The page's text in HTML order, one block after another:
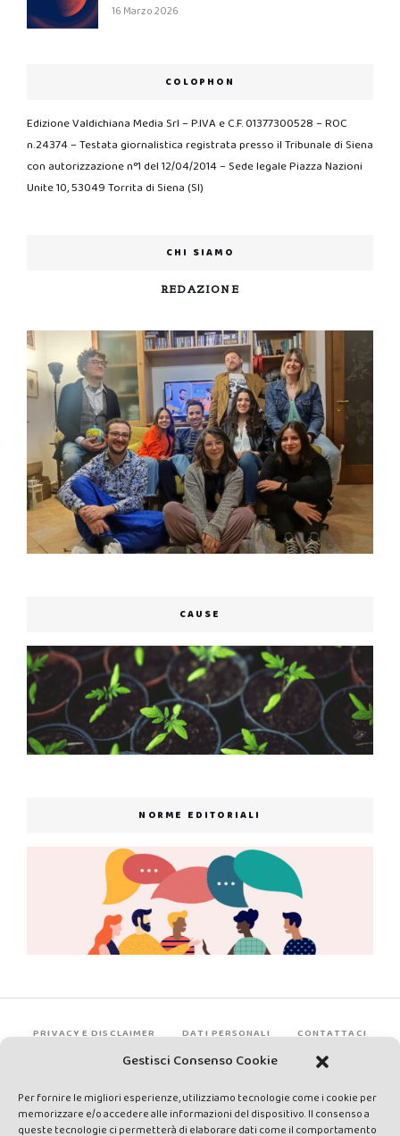
Gestisci Consenso Cookie
Per fornire le migliori esperienze, utilizziamo tecnologie come i cookie per
memorizzare e/o accedere alle informazioni del dispositivo. Il consenso a
queste tecnologie ci permetterà di elaborare dati come il comportamento
16 Marzo 2026
COLOPHON
Edizione Valdichiana Media Srl – P.IVA e C.F. 01377300528 – ROC
n.24374 – Testata giornalistica registrata presso il Tribunale di Siena
con autorizzazione n°1 del 12/04/2014 – Sede legale Piazza Nazioni
Unite 10, 53049 Torrita di Siena (SI)
CHI SIAMO
REDAZIONE
CAUSE
NORME EDITORIALI
PRIVACY E DISCLAIMER DATI PERSONALI CONTATTACI